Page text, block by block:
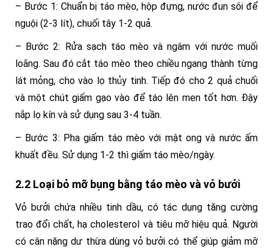
– Bước 1: Chuẩn bị táo mèo, hộp đựng, nước đun sôi để
nguội (2-3 lít), chuối tây 1-2 quả.
– Bước 2: Rửa sạch táo mèo và ngâm với nước muối
loãng. Sau đó cắt táo mèo theo chiều ngang thành từng
lát mỏng, cho vào lọ thủy tinh. Tiếp đó cho 2 quả chuối
và một chút giấm gạo vào để táo lên men tốt hơn. Đậy
nắp lọ kín và sử dụng sau 3-4 tuần.
– Bước 3: Pha giấm táo mèo với mật ong và nước ấm
khuất đều. Sử dụng 1-2 thì giấm táo mèo/ngày.
2.2 Loại bỏ mỡ bụng bằng táo mèo và vỏ bưởi
Vỏ bưởi chứa nhiều tinh dầu, có tác dụng tăng cường
trao đổi chất, hạ cholesterol và tiêu mỡ hiệu quả. Người
có cân nặng dư thừa dùng vỏ bưởi có thể giúp giảm mỡ